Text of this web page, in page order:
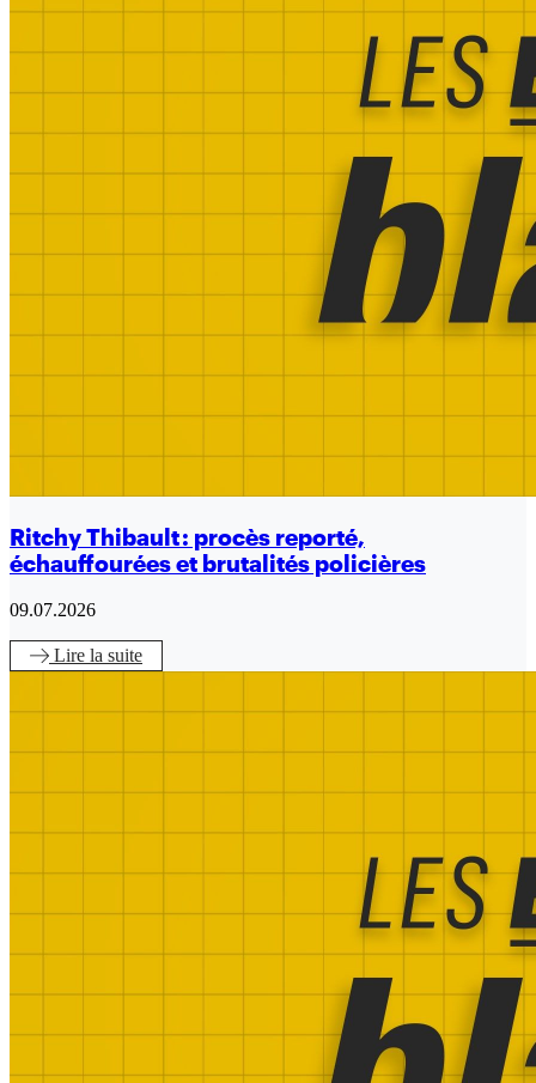
Ritchy Thibault : procès reporté,
échauffourées et brutalités policières
09.07.2026
Lire la suite